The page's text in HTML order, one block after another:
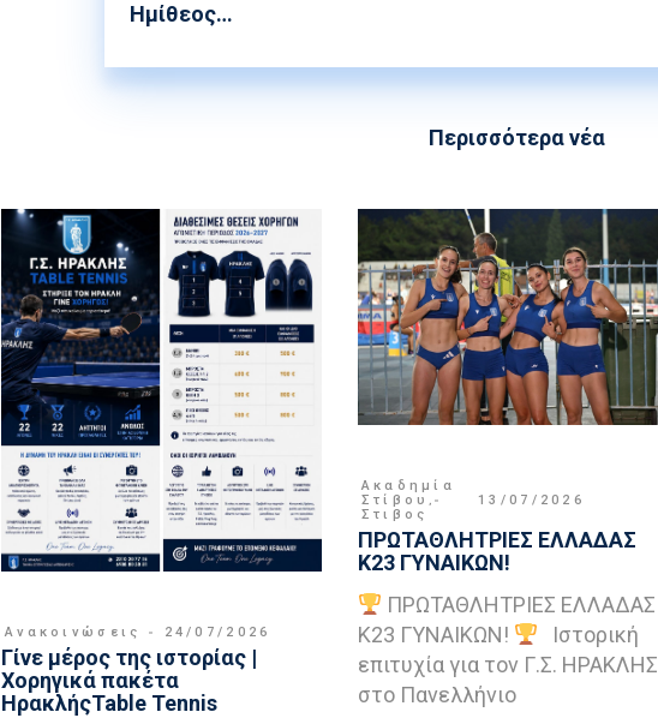
Ημίθεος…
Περισσότερα νέα
Ανακοινώσεις 24/07/2026
Γίνε μέρος της ιστορίας |
Χορηγικά πακέτα
ΗρακλήςTable Tennis
Ακαδημία
Στίβου ,
Στιβος
13/07/2026
ΠΡΩΤΑΘΛΗΤΡΙΕΣ ΕΛΛΑΔΑΣ
Κ23 ΓΥΝΑΙΚΩΝ!
ΠΡΩΤΑΘΛΗΤΡΙΕΣ ΕΛΛΑΔΑΣ
Κ23 ΓΥΝΑΙΚΩΝ!
Ιστορική
επιτυχία για τον Γ.Σ. ΗΡΑΚΛΗΣ
στο Πανελλήνιο